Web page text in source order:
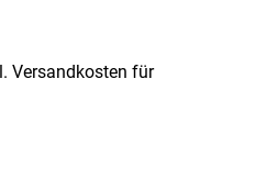
Versandkosten für